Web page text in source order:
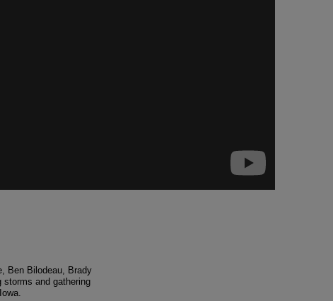
Ben Bilodeau, Brady
and gathering